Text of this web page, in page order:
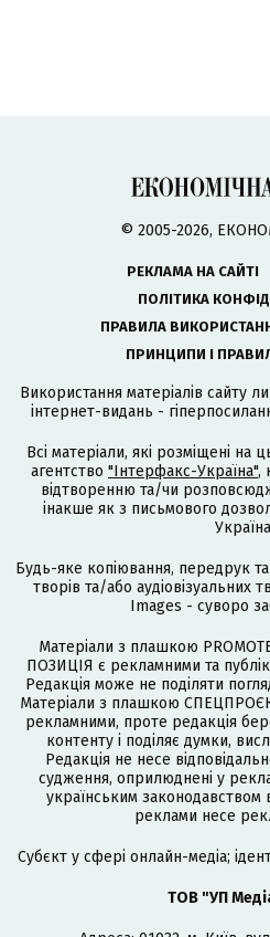
© 2005-2026,
РЕКЛАМА НА САЙТІ
ПОЛІТИКА
ПРАВИЛА
ПРИНЦИПИ І
Використання матеріалів сайту
інтернет-видань -
Всі матеріали, які розміщені на
агентство "Інтерфакс-Україна",
відтворенню та/чи
інакше як з письмового
Будь-яке копіювання, передрук
творів та/або аудіовізуальних
Images - суворо
Матеріали з плашкою
ПОЗИЦІЯ є рекламними та
Редакція може не поділяти
Матеріали з плашкою
рекламними, проте редакція
контенту і поділяє думки,
Редакція не несе
судження, оприлюднені у
українським законодавством
реклами несе
Cубєкт у сфері онлайн-медіа;
ТОВ "УП